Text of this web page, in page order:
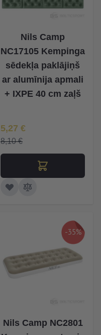
Nils Camp
NC17105 Kempinga
sēdekļa paklājiņš
ar alumīnija apmali
+ IXPE 40 cm zaļš
Īpaša Cena
5,27 €
8,10 €
-35%
Nils Camp NC2801